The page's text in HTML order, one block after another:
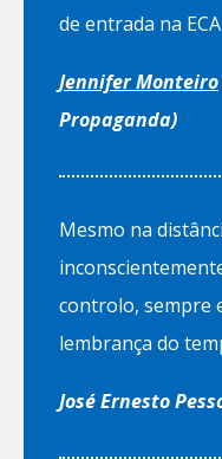
de entrada na
Jennifer Monteiro
Propaganda)
Mesmo na
controlo, sempre
lembrança do
José Ernesto